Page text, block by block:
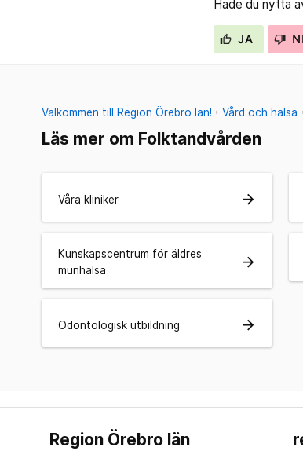
Hade du nytta
JA
Välkommen till Region Örebro län! Vård och hälsa
Läs mer om Folktandvården
Våra kliniker arrow_forward
Kunskapscentrum för äldres
munhälsa
arrow_forward
Odontologisk utbildning arrow_forward
Region Örebro län